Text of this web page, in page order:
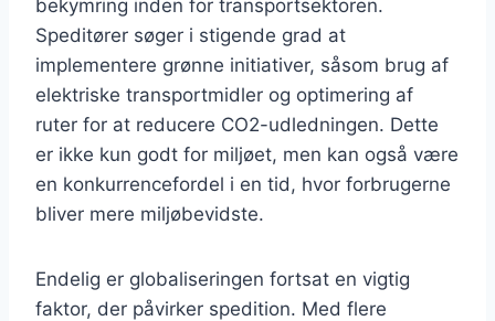
bekymring inden for transportsektoren.
Speditører søger i stigende grad at
implementere grønne initiativer, såsom brug af
elektriske transportmidler og optimering af
ruter for at reducere CO2-udledningen. Dette
er ikke kun godt for miljøet, men kan også være
en konkurrencefordel i en tid, hvor forbrugerne
bliver mere miljøbevidste.
Endelig er globaliseringen fortsat en vigtig
faktor, der påvirker spedition. Med flere